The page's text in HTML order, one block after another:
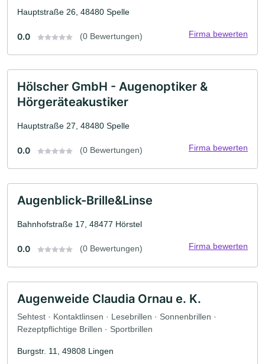
Hauptstraße 26, 48480 Spelle
0.0 (0 Bewertungen) Firma bewerten
Hölscher GmbH - Augenoptiker &
Hörgeräteakustiker
Hauptstraße 27, 48480 Spelle
0.0 (0 Bewertungen) Firma bewerten
Augenblick-Brille&Linse
Bahnhofstraße 17, 48477 Hörstel
0.0 (0 Bewertungen) Firma bewerten
Augenweide Claudia Ornau e. K.
Sehtest · Kontaktlinsen · Lesebrillen · Sonnenbrillen ·
Rezeptpflichtige Brillen · Sportbrillen
Burgstr. 11, 49808 Lingen